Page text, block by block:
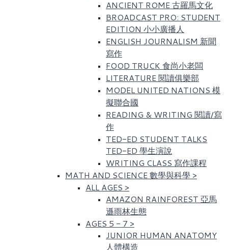
ANCIENT ROME 古羅馬文化​
BROADCAST PRO: STUDENT
EDITION 小小廣播人
ENGLISH JOURNALISM 新聞
寫作​
FOOD TRUCK 食尚小老闆
LITERATURE 閱讀俱樂部
MODEL UNITED NATIONS 模
擬聯合國
READING & WRITING 閱讀/寫
作
TED-ED STUDENT TALKS
TED-ED 學生演說
WRITING CLASS 寫作課程
MATH AND SCIENCE 數學與科學 >
ALL AGES >
AMAZON RAINFOREST 亞馬
遜雨林生態
AGES 5 - 7 >
JUNIOR HUMAN ANATOMY
人體構造